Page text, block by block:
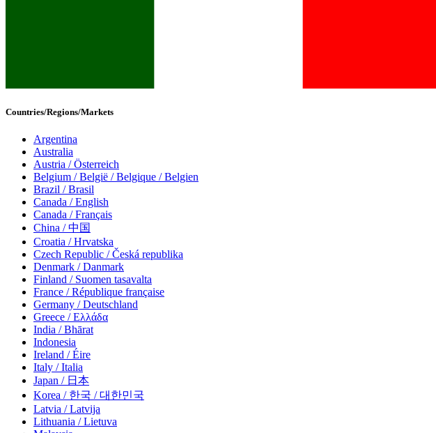
Countries/Regions/Markets
Argentina
Australia
Austria / Österreich
Belgium / België / Belgique / Belgien
Brazil / Brasil
Canada / English
Canada / Français
China / 中国
Croatia / Hrvatska
Czech Republic / Česká republika
Denmark / Danmark
Finland / Suomen tasavalta
France / République française
Germany / Deutschland
Greece / Ελλάδα
India / Bhārat
Indonesia
Ireland / Éire
Italy / Italia
Japan / 日本
Korea / 한국 / 대한민국
Latvia / Latvija
Lithuania / Lietuva